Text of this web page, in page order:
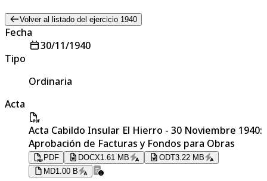
Volver al listado del ejercicio 1940
Fecha
30/11/1940
Tipo
Ordinaria
Acta
Acta Cabildo Insular El Hierro - 30 Noviembre 1940:
Aprobación de Facturas y Fondos para Obras
PDF DOCX1.61 MB ODT3.22 MB
MD1.00 B